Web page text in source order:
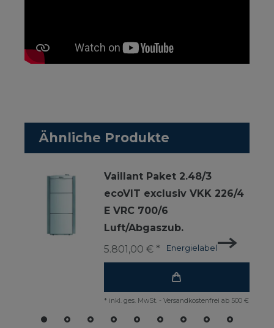
Ähnliche Produkte
Vaillant Paket 2.48/3
ecoVIT exclusiv VKK 226/4
E VRC 700/6
Luft/Abgaszub.
Energielabel
5.801,00 € *
* inkl. ges. MwSt. - Versandkostenfrei ab 500 €